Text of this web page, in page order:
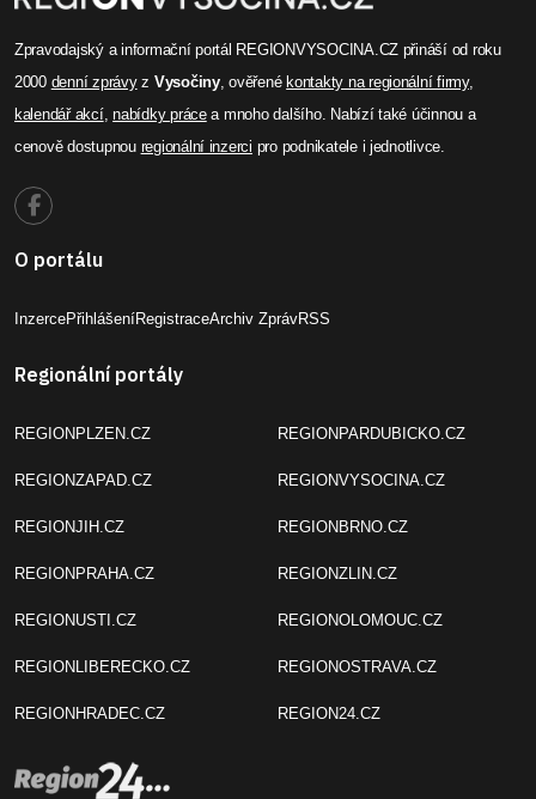
Zpravodajský a informační portál REGIONVYSOCINA.CZ přináší od roku
2000 denní zprávyz Vysočiny, ověřené kontakty na regionální firmy,
kalendář akcí,nabídky prácea mnoho dalšího. Nabízí také účinnou a
cenově dostupnou regionální inzerci pro podnikatele i jednotlivce.
O portálu
InzercePřihlášeníRegistraceArchiv ZprávRSS
Regionální portály
REGIONPLZEN.CZ
REGIONZAPAD.CZ
REGIONJIH.CZ
REGIONPRAHA.CZ
REGIONUSTI.CZ
REGIONLIBERECKO.CZ
REGIONHRADEC.CZ
REGIONPARDUBICKO.CZ
REGIONVYSOCINA.CZ
REGIONBRNO.CZ
REGIONZLIN.CZ
REGIONOLOMOUC.CZ
REGIONOSTRAVA.CZ
REGION24.CZ